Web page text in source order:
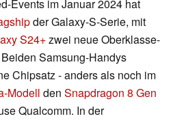
Events im Januar 2024 hat
der Galaxy-S-Serie, mit
S24+zwei neue Oberklasse-
Samsung-Handys
Chipsatz - anders als noch im
Modell den Snapdragon 8 Gen
Qualcomm. In der